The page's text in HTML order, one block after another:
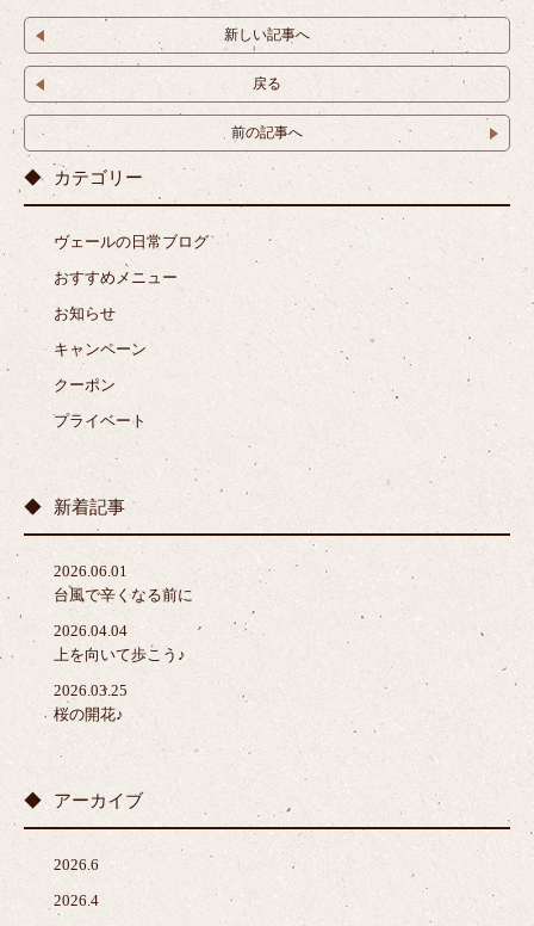
新しい記事へ
戻る
前の記事へ
カテゴリー
ヴェールの日常ブログ
おすすめメニュー
お知らせ
キャンペーン
クーポン
プライベート
新着記事
2026.06.01
台風で辛くなる前に
2026.04.04
上を向いて歩こう♪
2026.03.25
桜の開花♪
アーカイブ
2026.6
2026.4